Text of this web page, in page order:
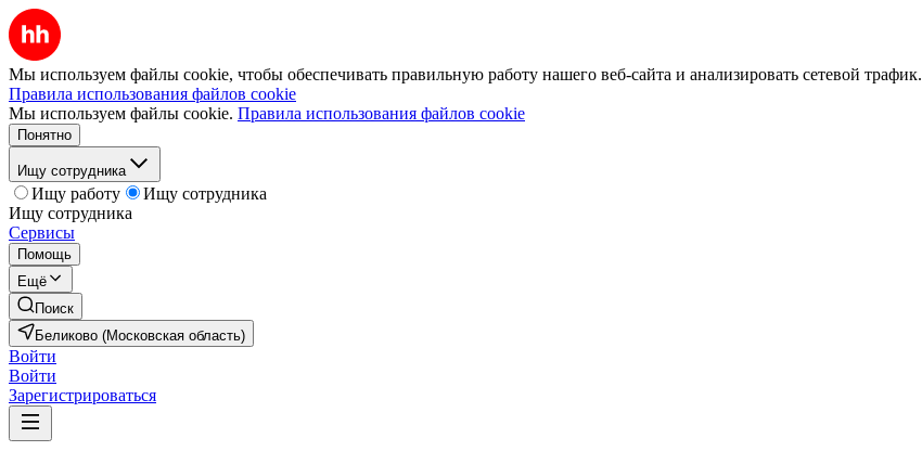
Мы используем файлы cookie, чтобы обеспечивать правильную работу нашего веб-сайта и анализировать сетевой трафик.
Правила использования файлов cookie
Мы используем файлы cookie. Правила использования файлов cookie
Понятно
Ищу сотрудника
Ищу работу
Ищу сотрудника
Ищу сотрудника
Сервисы
Помощь
Ещё
Поиск
Беликово (Московская область)
Войти
Войти
Зарегистрироваться